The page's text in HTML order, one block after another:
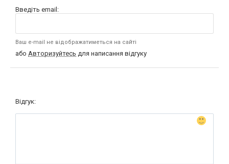
Введіть email:
Ваш e-mail не відображатиметься на сайті
або Авторизуйтесь для написання відгуку
Відгук: